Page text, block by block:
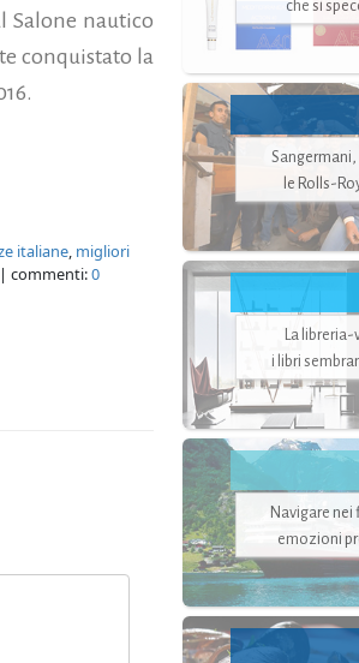
Salone nautico
conquistato la
italiane, migliori
| commenti:0
che si
le Rolls-
La
i libri
Navigare
emozioni